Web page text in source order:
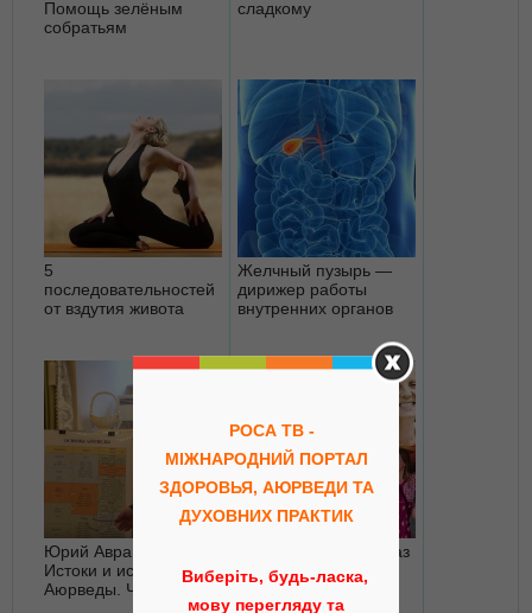
Помощь зелёным
собратьям
сладкому
5
последовательностей
от вздутия живота
Желчный пузырь —
дирижер работы
внутренних органов
Юрий Авраменко:
Истоки и история
Аюрведы. Часть 2
Аюрведический образ
жизни - три примера
из Мира
РОСА ТВ -
МІЖНАРОДНИЙ ПОРТАЛ
ЗДОРОВЬЯ, АЮРВЕДИ ТА
ДУХОВНИХ ПРАКТИК
Виберіть, будь-ласка,
мову перегляду та